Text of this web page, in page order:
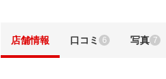
店舗情報 口コミ 6 写真 7